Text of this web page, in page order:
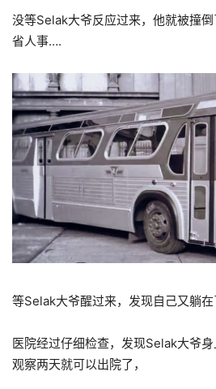
没等Selak大爷反应过来，他就被撞
省人事….
等Selak大爷醒过来，发现自己又躺在
医院经过仔细检查，发现Selak大爷
观察两天就可以出院了，